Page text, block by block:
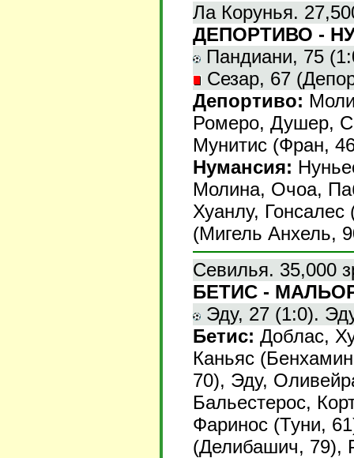
Ла Корунья.
ДЕПОРТИВО -
Пандиани, 75
Сезар, 67
Депортиво:
Ромеро, Душер,
Мунитис (Фран,
Нумансия:
Молина, Очоа,
Хуанлу,
(Мигель Анхель,
Севилья. 35,000
БЕТИС -
Эду, 27 (1:0).
Бетис: Доблас,
Каньяс
70), Эду,
Бальестерос,
Фаринос (Туни,
(Делибашич, 79),